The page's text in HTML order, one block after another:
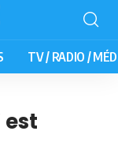
TV / RADIO /
est